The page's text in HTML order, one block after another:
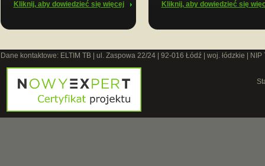
Kliknij, aby dowiedzieć się więcej Kliknij, aby dowiedzieć się
Dane kontaktowe: ELTIM TB | ul. Zaspowa 22/24 | 92-016 Łódź | woj. łódzkie |